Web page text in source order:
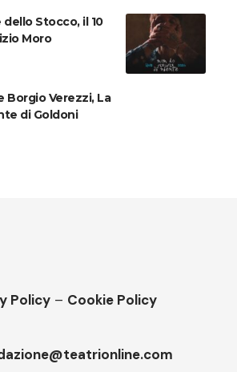
Stocco, il 10
Moro
Borgio Verezzi, La
di Goldoni
Policy – Cookie Policy